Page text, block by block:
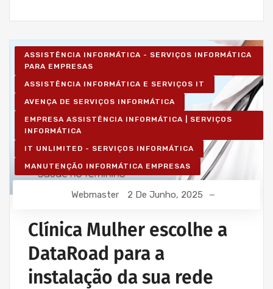
ASSISTÊNCIA INFORMÁTICA - SERVIÇOS INFORMÁTICA
PARA EMPRESAS
ASSISTÊNCIA INFORMÁTICA E SERVIÇOS IT
AVENÇA DE SERVIÇOS INFORMÁTICA
EMPRESA ASSISTÊNCIA INFORMÁTICA | SERVIÇOS
INFORMÁTICA
IT UNLIMITED - SERVIÇOS INFORMÁTICA
MANUTENÇÃO INFORMÁTICA EMPRESAS
Webmaster 2 De Junho, 2025
Clínica Mulher escolhe a
DataRoad para a
instalação da sua rede